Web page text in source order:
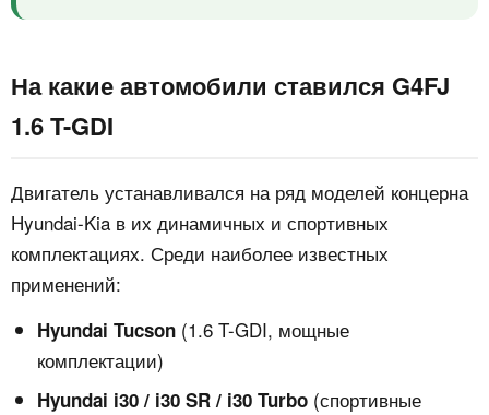
На какие автомобили ставился G4FJ
1.6 T-GDI
Двигатель устанавливался на ряд моделей концерна
Hyundai-Kia в их динамичных и спортивных
комплектациях. Среди наиболее известных
применений:
Hyundai Tucson (1.6 T-GDI, мощные
комплектации)
Hyundai i30 / i30 SR / i30 Turbo (спортивные